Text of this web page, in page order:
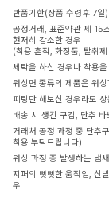
반품기한(상품 수령후 7일
공정거래, 표준약관 제 15
현저히 감소한 경우
(착용 흔적, 화장품, 탈취
세탁을 하신 경우나 착용
워싱면 종류의 제품은 워
피팅만 해보신 경우라도
배송 시 생긴 구김, 단추
거래처 공정 과정 중 단추
착용 부탁드립니다)
워싱 과정 중 발생하는 냄
지퍼의 뻣뻣한 움직임, 신
우